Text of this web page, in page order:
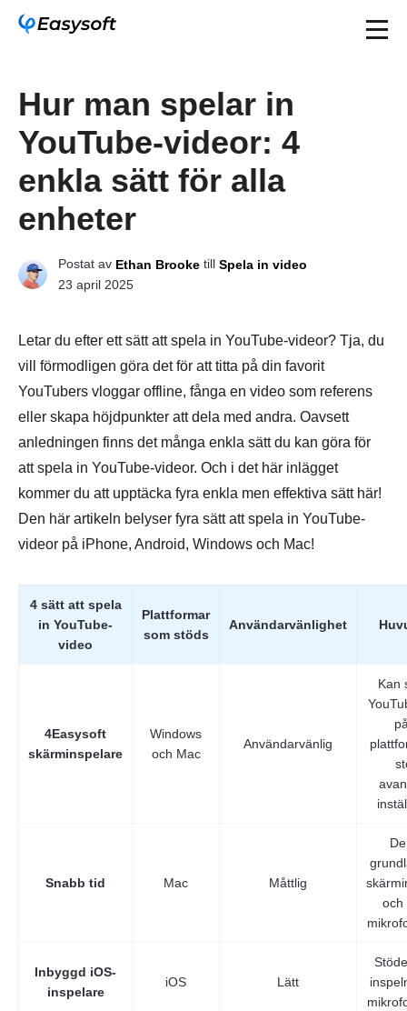
Hur man spelar in
YouTube-videor: 4
enkla sätt för alla
enheter
Postat av Ethan Brooke till Spela in video
23 april 2025
Letar du efter ett sätt att spela in YouTube-videor? Tja, du
vill förmodligen göra det för att titta på din favorit
YouTubers vloggar offline, fånga en video som referens
eller skapa höjdpunkter att dela med andra. Oavsett
anledningen finns det många enkla sätt du kan göra för
att spela in YouTube-videor. Och i det här inlägget
kommer du att upptäcka fyra enkla men effektiva sätt här!
Den här artikeln belyser fyra sätt att spela in YouTube-
videor på iPhone, Android, Windows och Mac!
4 sätt att spela
in YouTube-
video
Plattformar
som stöds
Användarvänlighet
4Easysoft
skärminspelare
Windows
och Mac
Användarvänlig
Kan
Snabb tid Mac Måttlig
och
Inbyggd iOS-
inspelare
iOS Lätt